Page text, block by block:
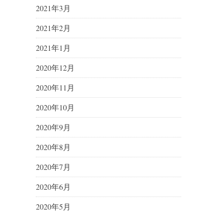
2021年3月
2021年2月
2021年1月
2020年12月
2020年11月
2020年10月
2020年9月
2020年8月
2020年7月
2020年6月
2020年5月